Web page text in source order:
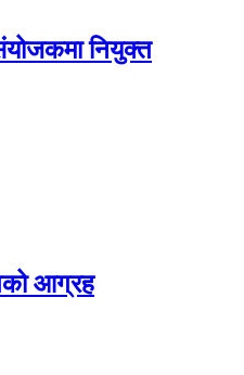
नियुक्त
आग्रह